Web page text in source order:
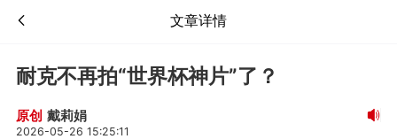
文章详情
耐克不再拍“世界杯神片”了？
原创 戴莉娟
2026-05-26 15:25:11